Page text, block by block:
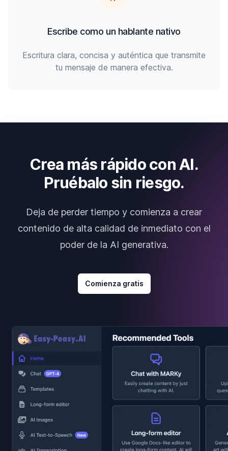
Escribe como un hablante nativo
Escritura clara, concisa y auténtica que transmite
tu mensaje de manera efectiva.
Crea más rápido con AI.
Pruébalo sin riesgo.
Deja de perder tiempo y comienza a crear
contenido de alta calidad de inmediato con el
poder de la AI generativa.
Comienza gratis